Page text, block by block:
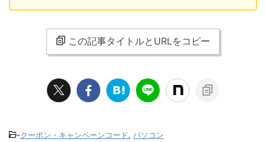
この記事タイトルとURLをコピー
-クーポン・キャンペーンコード, パソコン